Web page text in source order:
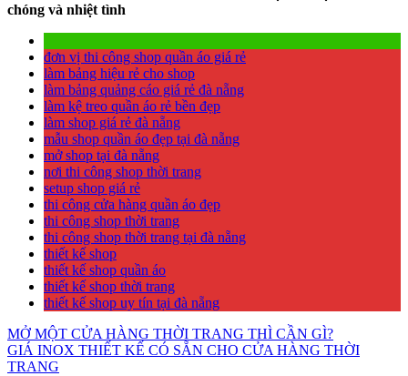
chóng và nhiệt tình
đơn vị thi công shop quần áo giá rẻ
làm bảng hiệu rẻ cho shop
làm bảng quảng cáo giá rẻ đà nẵng
làm kệ treo quần áo rẻ bền đẹp
làm shop giá rẻ đà nẵng
mẫu shop quần áo đẹp tại đà nẵng
mở shop tại đà nẵng
nơi thi công shop thời trang
setup shop giá rẻ
thi công cửa hàng quần áo đẹp
thi công shop thời trang
thi công shop thời trang tại đà nẵng
thiết kế shop
thiết kế shop quần áo
thiết kế shop thời trang
thiết kế shop uy tín tại đà nẵng
Điều
hướng
MỞ MỘT CỬA HÀNG THỜI TRANG THÌ CẦN GÌ?
GIÁ INOX THIẾT KẾ CÓ SẴN CHO CỬA HÀNG THỜI
TRANG